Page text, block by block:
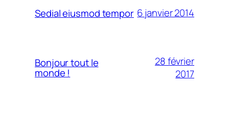
Sedial eiusmod tempor 6 janvier 2014
Bonjour tout le
monde !
28 février
2017